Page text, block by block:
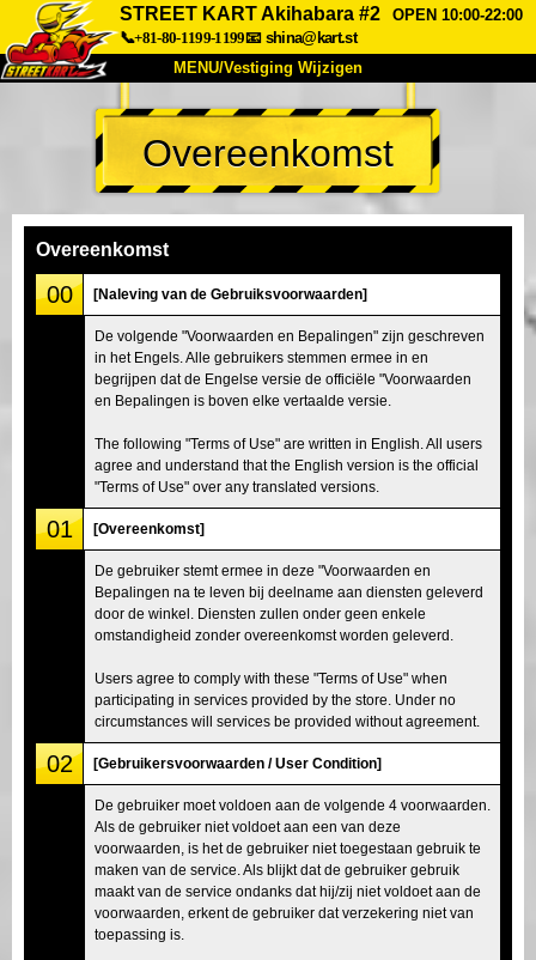
STREET KART Akihabara #2
OPEN 10:00-22:00
📞+81-80-1199-1199📧 shina@kart.st
MENU/Vestiging Wijzigen
TOP
Over Ons Specificaties Prijs
Veelgestelde Vragen
Bedrijf
Tokio Shinagawa Tokio Akihabara#1
Tokio Akihabara#2 Tokio Shibuya
Tokio Shibuya Annex Tokio Baai
Tokio Asakusa Osaka
Okinawa
Overeenkomst
Overeenkomst
00 [Naleving van de Gebruiksvoorwaarden]
De volgende "Voorwaarden en Bepalingen" zijn geschreven
in het Engels. Alle gebruikers stemmen ermee in en
begrijpen dat de Engelse versie de officiële "Voorwaarden
en Bepalingen is boven elke vertaalde versie.
The following "Terms of Use" are written in English. All users
agree and understand that the English version is the official
"Terms of Use" over any translated versions.
01 [Overeenkomst]
De gebruiker stemt ermee in deze "Voorwaarden en
Bepalingen na te leven bij deelname aan diensten geleverd
door de winkel. Diensten zullen onder geen enkele
omstandigheid zonder overeenkomst worden geleverd.
Users agree to comply with these "Terms of Use" when
participating in services provided by the store. Under no
circumstances will services be provided without agreement.
02 [Gebruikersvoorwaarden / User Condition]
De gebruiker moet voldoen aan de volgende 4 voorwaarden.
Als de gebruiker niet voldoet aan een van deze
voorwaarden, is het de gebruiker niet toegestaan gebruik te
maken van de service. Als blijkt dat de gebruiker gebruik
maakt van de service ondanks dat hij/zij niet voldoet aan de
voorwaarden, erkent de gebruiker dat verzekering niet van
toepassing is.